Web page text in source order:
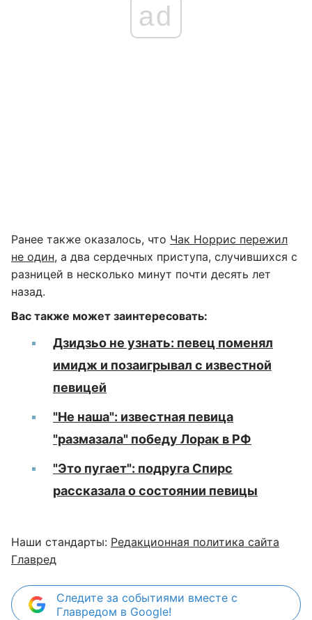
ad
Ранее также оказалось, что Чак Норрис пережил
не один, а два сердечных приступа, случившихся с
разницей в несколько минут почти десять лет
назад.
Вас также может заинтересовать:
Дзидзьо не узнать: певец поменял
имидж и позаигрывал с известной
певицей
"Не наша": известная певица
"размазала" победу Лорак в РФ
"Это пугает": подруга Спирс
рассказала о состоянии певицы
Наши стандарты: Редакционная политика сайта
Главред
Следите за событиями вместе с
Главредом в Google!